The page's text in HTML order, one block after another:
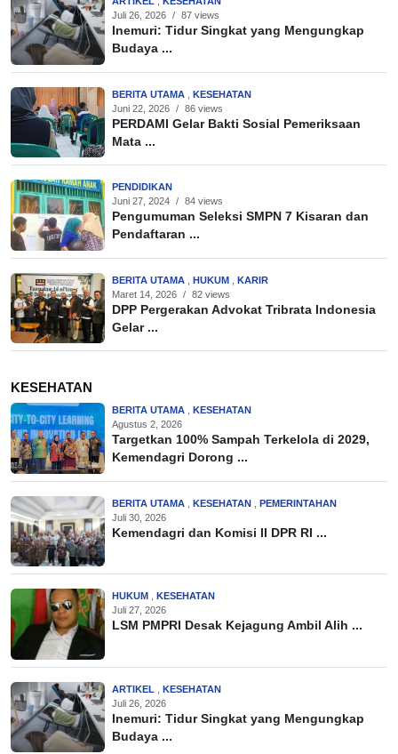
Juli 26, 2026 / 87 views
Inemuri: Tidur Singkat yang Mengungkap
Budaya ...
BERITA UTAMA
KESEHATAN
Juni 22, 2026 / 86 views
PERDAMI Gelar Bakti Sosial Pemeriksaan
Mata ...
PENDIDIKAN
Juni 27, 2024 / 84 views
Pengumuman Seleksi SMPN 7 Kisaran dan
Pendaftaran ...
BERITA UTAMA HUKUM
KARIR
Maret 14, 2026 / 82 views
DPP Pergerakan Advokat Tribrata Indonesia
Gelar ...
KESEHATAN
BERITA UTAMA
KESEHATAN
Agustus 2, 2026
Targetkan 100% Sampah Terkelola di 2029,
Kemendagri Dorong ...
BERITA UTAMA KESEHATAN
PEMERINTAHAN
Juli 30, 2026
Kemendagri dan Komisi II DPR RI ...
HUKUM
KESEHATAN
Juli 27, 2026
LSM PMPRI Desak Kejagung Ambil Alih ...
ARTIKEL
KESEHATAN
Juli 26, 2026
Inemuri: Tidur Singkat yang Mengungkap
Budaya ...